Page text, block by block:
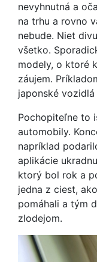
nevyhnutná a
na trhu a rovno
nebude. Niet
všetko.
modely, o ktoré
záujem.
japonské vozidlá
Pochopiteľne to
automobily.
napríklad
aplikácie
ktorý bol rok a
jedna z ciest,
pomáhali a tým
zlodejom.